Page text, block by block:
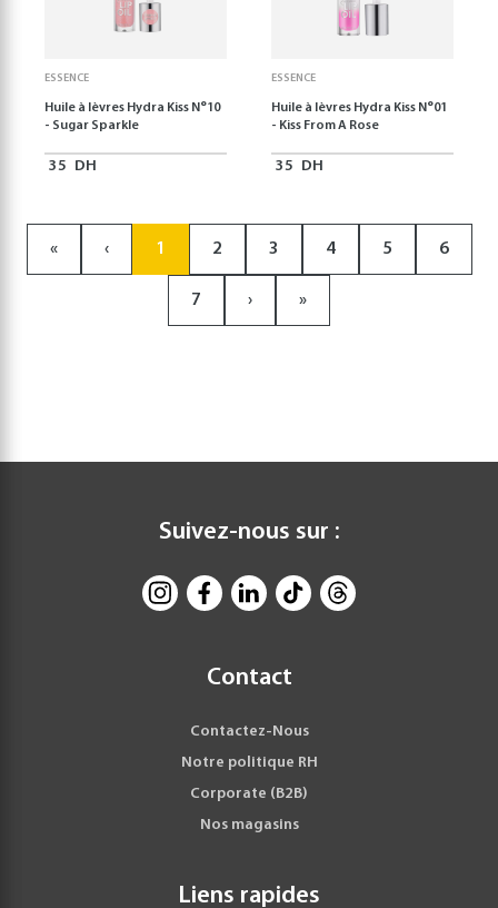
ESSENCE
Huile à lèvres Hydra Kiss N°10
- Sugar Sparkle
35 DH
ESSENCE
Huile à lèvres Hydra Kiss N°01
- Kiss From A Rose
35 DH
« ‹ 1 2 3 4 5 6
7 › »
Suivez-nous sur :
Contact
Contactez-Nous
Notre politique RH
Corporate (B2B)
Nos magasins
Liens rapides